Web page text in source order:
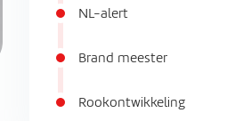
NL-alert
Brand meester
Rookontwikkeling